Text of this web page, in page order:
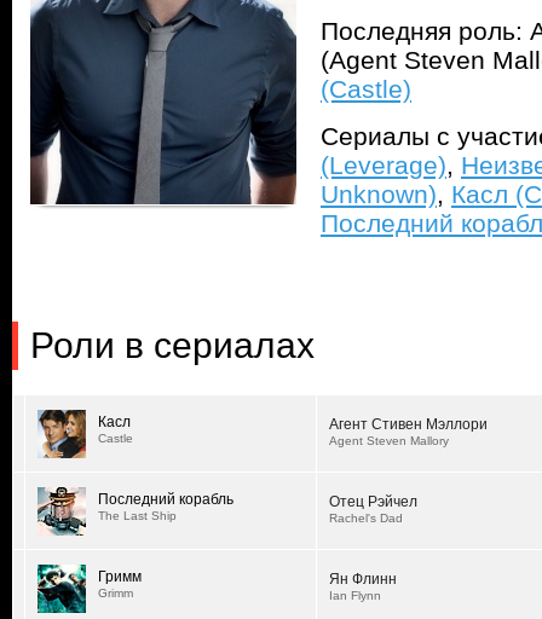
Последняя роль:
(Agent Steven
(Castle)
Сериалы с
(Leverage),
Unknown), Касл
Последний
Роли в сериалах
Касл
Castle
Агент Стивен Мэллори
Agent Steven Mallory
Последний корабль
The Last Ship
Отец Рэйчел
Rachel's Dad
Гримм
Grimm
Ян Флинн
Ian Flynn